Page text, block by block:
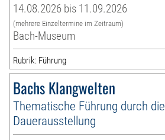
14.08.2026 bis 11.09.2026
(mehrere Einzeltermine im Zeitraum)
Bach-Museum
Rubrik: Führung
Bachs Klangwelten
Thematische Führung durch die
Dauerausstellung